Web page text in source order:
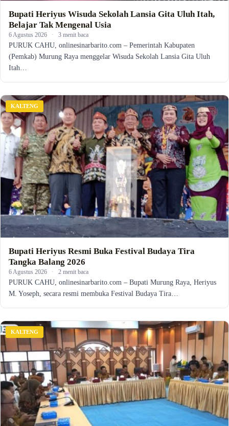
Bupati Heriyus Wisuda Sekolah Lansia Gita Uluh Itah,
Belajar Tak Mengenal Usia
6 Agustus 2026 · 3 menit baca
PURUK CAHU, onlinesinarbarito.com – Pemerintah Kabupaten
(Pemkab) Murung Raya menggelar Wisuda Sekolah Lansia Gita Uluh
Itah…
KALTENG
Bupati Heriyus Resmi Buka Festival Budaya Tira
Tangka Balang 2026
6 Agustus 2026 · 2 menit baca
PURUK CAHU, onlinesinarbarito.com – Bupati Murung Raya, Heriyus
M. Yoseph, secara resmi membuka Festival Budaya Tira…
KALTENG